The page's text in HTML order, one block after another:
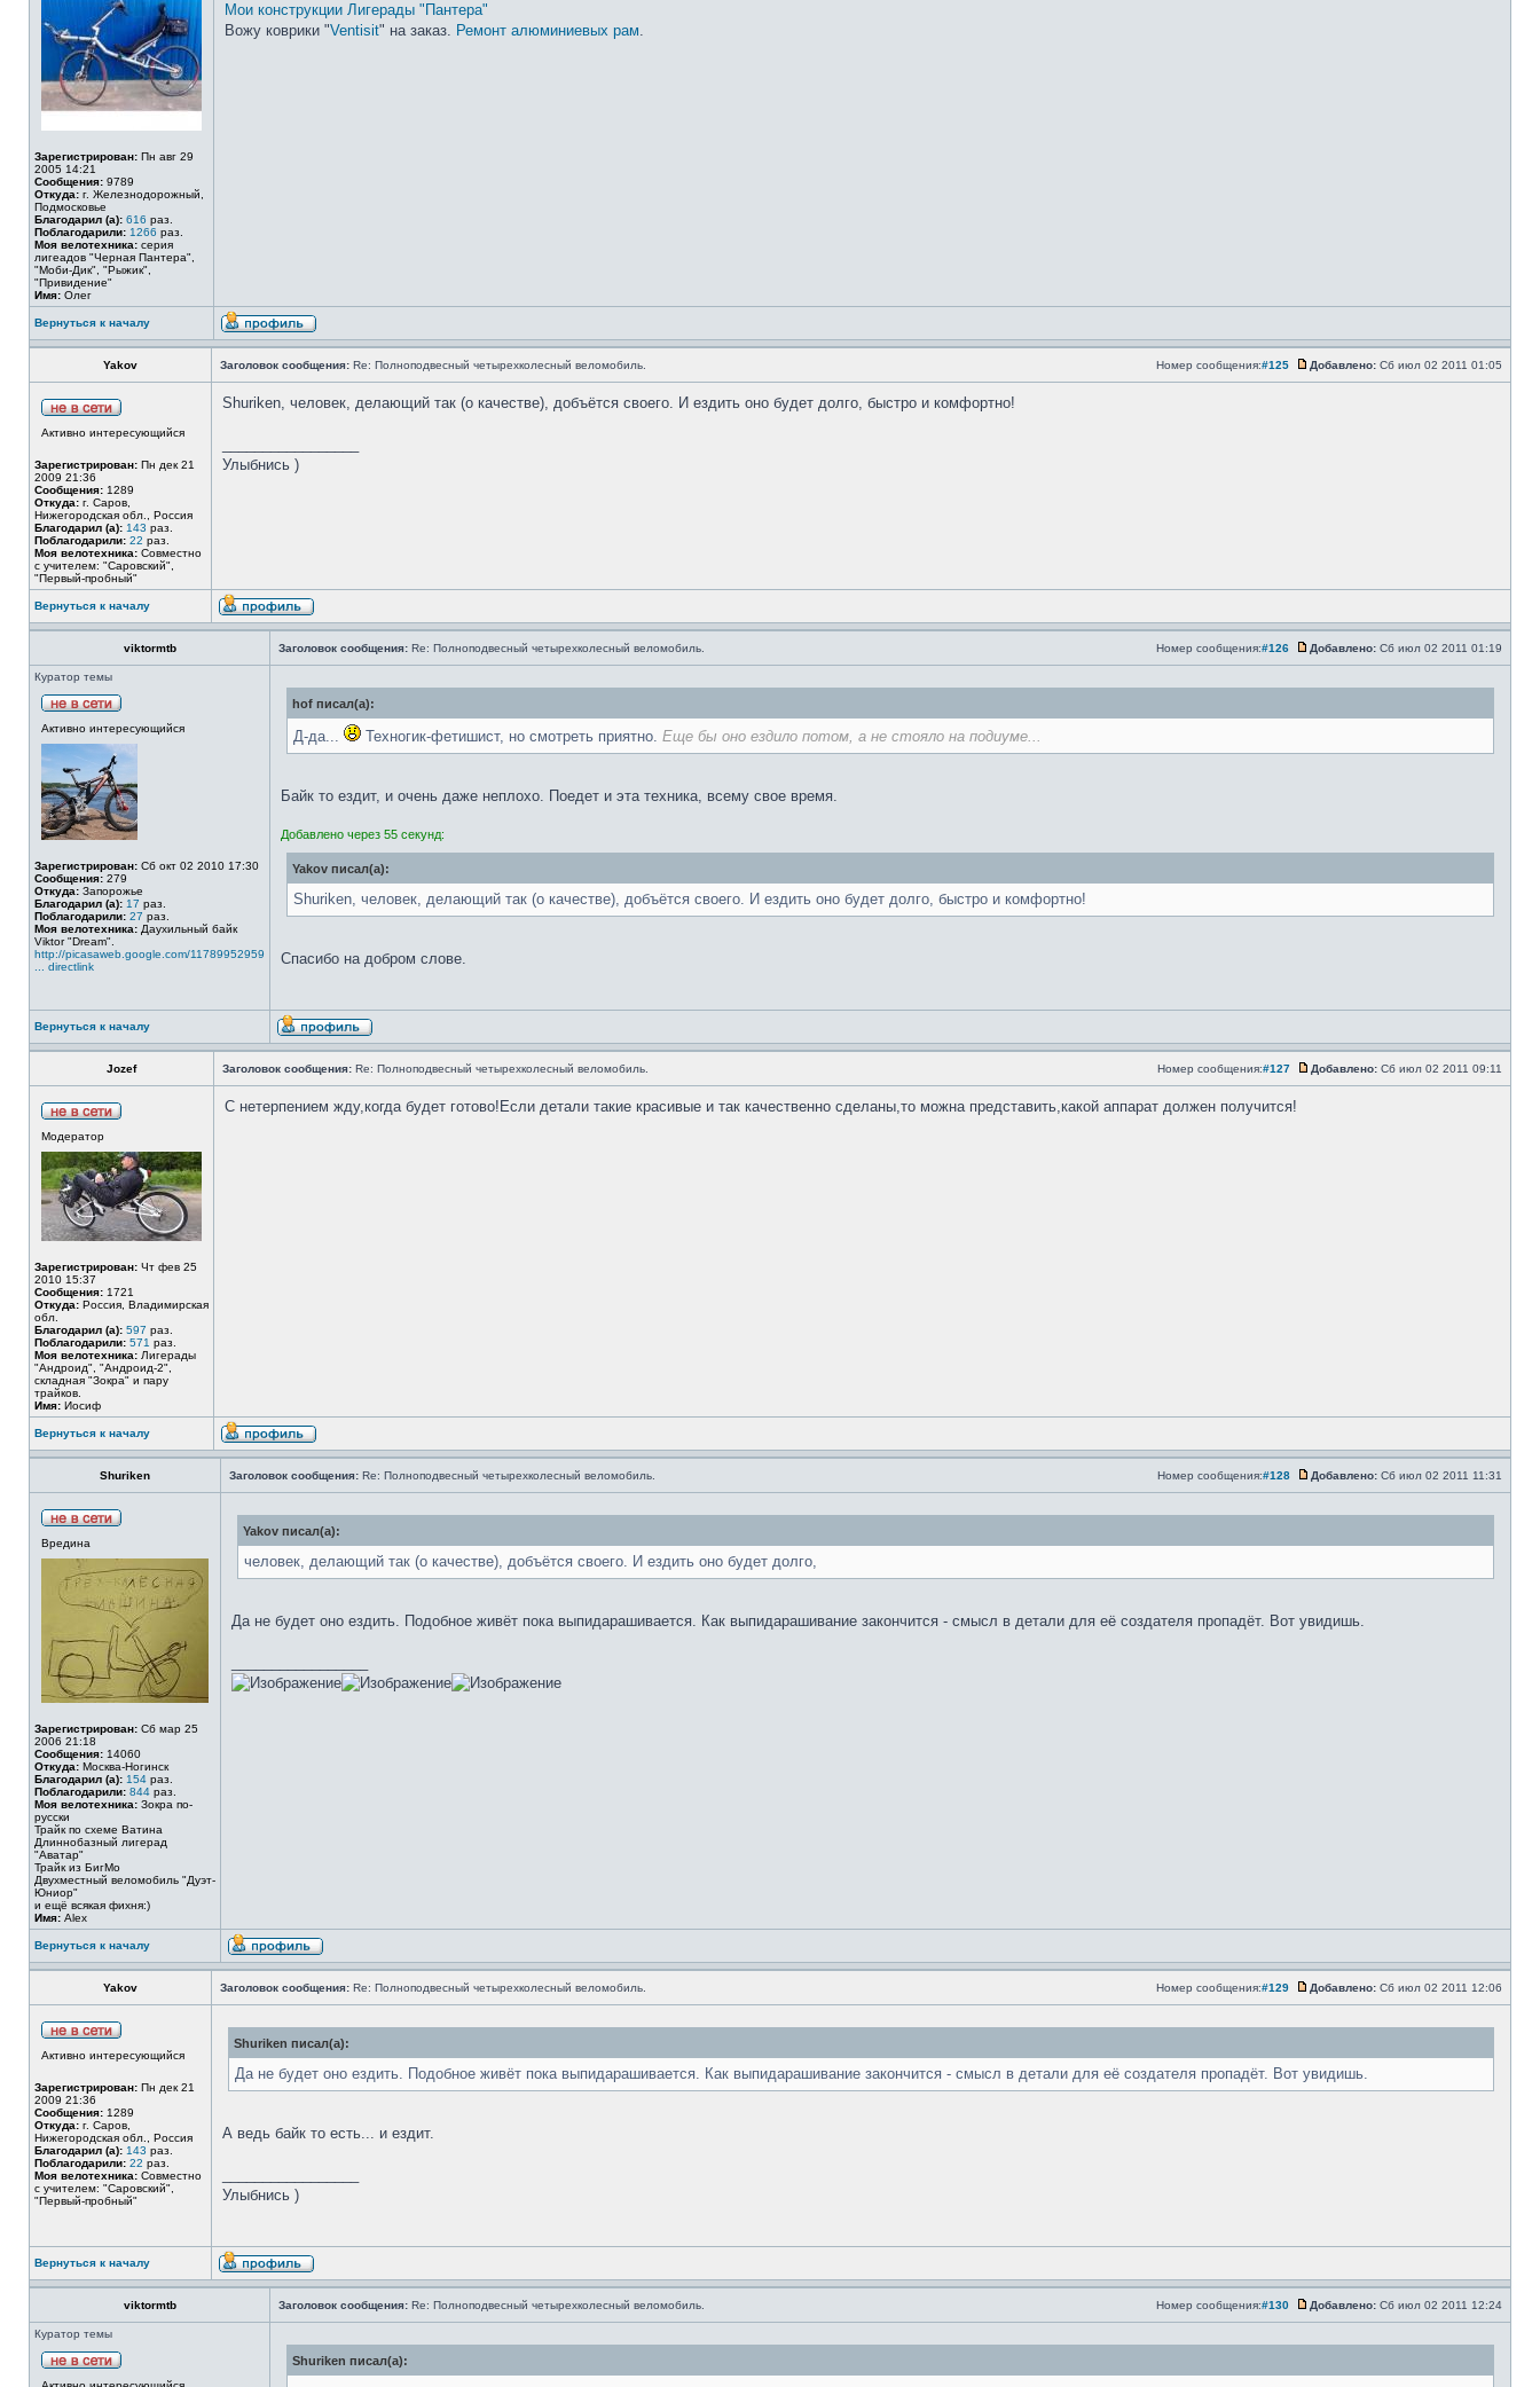
Зарегистрирован: Пн авг 29
2005 14:21
Сообщения: 9789
Откуда: г. Железнодорожный,
Подмосковье
Благодарил (а): 616 раз.
Поблагодарили: 1266 раз.
Моя велотехника: серия
лигеадов "Черная Пантера",
"Моби-Дик", "Рыжик",
"Привидение"
Имя: Олег
Мои конструкции Лигерады "Пантера"
Вожу коврики "Ventisit" на заказ. Ремонт алюминиевых рам.
Вернуться к началу
Yakov Заголовок сообщения: Re: Полноподвесный четырехколесный веломобиль. Номер сообщения:#125 Добавлено: Сб июл 02 2011 01:05
Активно интересующийся
Зарегистрирован: Пн дек 21
2009 21:36
Сообщения: 1289
Откуда: г. Саров,
Нижегородская обл., Россия
Благодарил (а): 143 раз.
Поблагодарили: 22 раз.
Моя велотехника: Совместно
с учителем: "Саровский",
"Первый-пробный"
Shuriken, человек, делающий так (о качестве), добъётся своего. И ездить оно будет долго, быстро и комфортно!
Улыбнись )
Вернуться к началу
viktormtb Заголовок сообщения: Re: Полноподвесный четырехколесный веломобиль. Номер сообщения:#126 Добавлено: Сб июл 02 2011 01:19
Куратор темы
Активно интересующийся
Зарегистрирован: Сб окт 02 2010 17:30
Сообщения: 279
Откуда: Запорожье
Благодарил (а): 17 раз.
Поблагодарили: 27 раз.
Моя велотехника: Даухильный байк
Viktor "Dream".
http://picasaweb.google.com/11789952959
... directlink
hof писал(а):
Д-да... Техногик-фетишист, но смотреть приятно. Еще бы оно ездило потом, а не стояло на подиуме...
Байк то ездит, и очень даже неплохо. Поедет и эта техника, всему свое время.
Добавлено через 55 секунд:
Yakov писал(а):
Shuriken, человек, делающий так (о качестве), добъётся своего. И ездить оно будет долго, быстро и комфортно!
Спасибо на добром слове.
Вернуться к началу
Jozef Заголовок сообщения: Re: Полноподвесный четырехколесный веломобиль. Номер сообщения:#127 Добавлено: Сб июл 02 2011 09:11
Модератор
Зарегистрирован: Чт фев 25
2010 15:37
Сообщения: 1721
Откуда: Россия, Владимирская
обл.
Благодарил (а): 597 раз.
Поблагодарили: 571 раз.
Моя велотехника: Лигерады
"Андроид", "Андроид-2",
складная "Зокра" и пару
трайков.
Имя: Иосиф
С нетерпением жду,когда будет готово!Если детали такие красивые и так качественно сделаны,то можна представить,какой аппарат должен получится!
Вернуться к началу
Shuriken Заголовок сообщения: Re: Полноподвесный четырехколесный веломобиль. Номер сообщения:#128 Добавлено: Сб июл 02 2011 11:31
Вредина
Зарегистрирован: Сб мар 25
2006 21:18
Сообщения: 14060
Откуда: Москва-Ногинск
Благодарил (а): 154 раз.
Поблагодарили: 844 раз.
Моя велотехника: Зокра по-
русски
Трайк по схеме Ватина
Длиннобазный лигерад
"Аватар"
Трайк из БигМо
Двухместный веломобиль "Дуэт-
Юниор"
и ещё всякая фихня:)
Имя: Alex
Yakov писал(а):
человек, делающий так (о качестве), добъётся своего. И ездить оно будет долго,
Да не будет оно ездить. Подобное живёт пока выпидарашивается. Как выпидарашивание закончится - смысл в детали для её создателя пропадёт. Вот увидишь.
Вернуться к началу
Yakov Заголовок сообщения: Re: Полноподвесный четырехколесный веломобиль. Номер сообщения:#129 Добавлено: Сб июл 02 2011 12:06
Активно интересующийся
Зарегистрирован: Пн дек 21
2009 21:36
Сообщения: 1289
Откуда: г. Саров,
Нижегородская обл., Россия
Благодарил (а): 143 раз.
Поблагодарили: 22 раз.
Моя велотехника: Совместно
с учителем: "Саровский",
"Первый-пробный"
Shuriken писал(а):
Да не будет оно ездить. Подобное живёт пока выпидарашивается. Как выпидарашивание закончится - смысл в детали для её создателя пропадёт. Вот увидишь.
А ведь байк то есть... и ездит.
Улыбнись )
Вернуться к началу
viktormtb Заголовок сообщения: Re: Полноподвесный четырехколесный веломобиль. Номер сообщения:#130 Добавлено: Сб июл 02 2011 12:24
Куратор темы
Shuriken писал(а):